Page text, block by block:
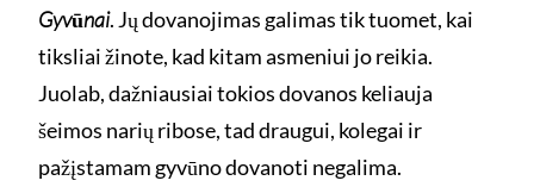
Gyvūnai. Jų dovanojimas galimas tik tuomet, kai
tiksliai žinote, kad kitam asmeniui jo reikia.
Juolab, dažniausiai tokios dovanos keliauja
šeimos narių ribose, tad draugui, kolegai ir
pažįstamam gyvūno dovanoti negalima.